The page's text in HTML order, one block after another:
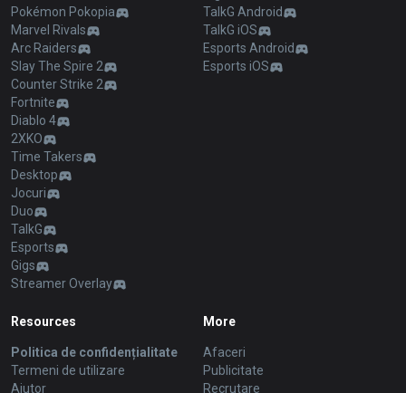
Pokémon Pokopia
Marvel Rivals
Arc Raiders
Slay The Spire 2
Counter Strike 2
Fortnite
Diablo 4
2XKO
Time Takers
Desktop
Jocuri
Duo
TalkG
Esports
Gigs
Streamer Overlay
TalkG Android
TalkG iOS
Esports Android
Esports iOS
Resources
Politica de confidențialitate
Termeni de utilizare
Ajutor
More
Afaceri
Publicitate
Recrutare